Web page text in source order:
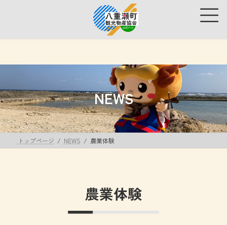
ス
プ
ン
動
NEWS
トップページ NEWS 農業体験
農業体験